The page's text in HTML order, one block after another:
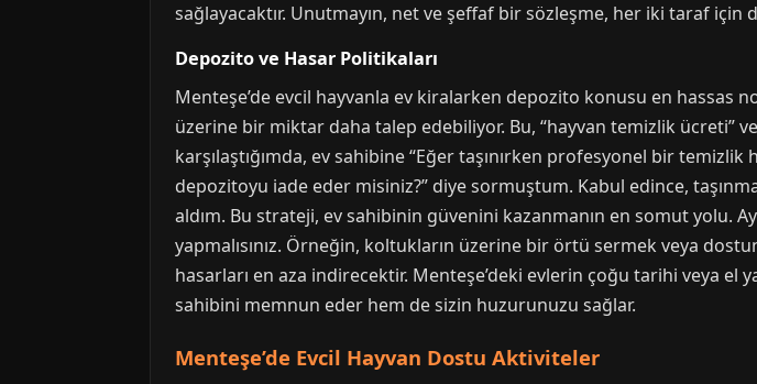
sağlayacaktır. Unutmayın, net ve şeffaf bir sözleşme, her iki taraf için
Depozito ve Hasar Politikaları
Menteşe’de evcil hayvanla ev kiralarken depozito konusu en
üzerine bir miktar daha talep edebiliyor. Bu, “hayvan temizlik ücreti”
karşılaştığımda, ev sahibine “Eğer taşınırken profesyonel bir temizlik
depozitoyu iade eder misiniz?” diye sormuştum. Kabul edince,
aldım. Bu strateji, ev sahibinin güvenini kazanmanın en somut yolu.
yapmalısınız. Örneğin, koltukların üzerine bir örtü sermek veya
hasarları en aza indirecektir. Menteşe’deki evlerin çoğu tarihi veya
sahibini memnun eder hem de sizin huzurunuzu sağlar.
Menteşe’de Evcil Hayvan Dostu Aktiviteler